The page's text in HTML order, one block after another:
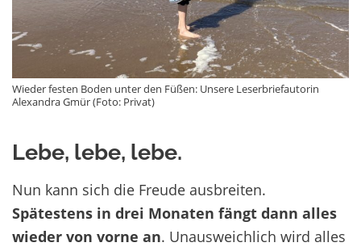
Wieder festen Boden unter den Füßen: Unsere Leserbriefautorin
Alexandra Gmür (Foto: Privat)
Lebe, lebe, lebe.
Nun kann sich die Freude ausbreiten.
Spätestens in drei Monaten fängt dann alles
wieder von vorne an. Unausweichlich wird alles